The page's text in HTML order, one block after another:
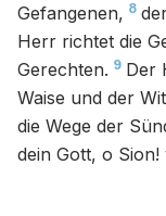
Gefangenen, 8
Herr richtet die
Gerechten. 9 Der
Waise und der
die Wege der
dein Gott, o